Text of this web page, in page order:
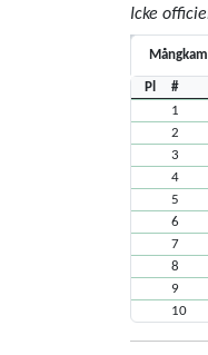
Icke
Pl #
1
2
3
4
5
6
7
8
9
10